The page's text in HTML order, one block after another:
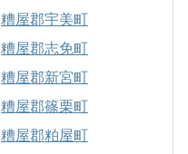
糟屋郡宇美町
糟屋郡志免町
糟屋郡新宮町
糟屋郡篠栗町
糟屋郡粕屋町